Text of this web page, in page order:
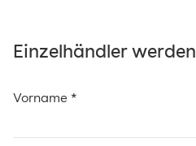
Einzelhändler werden
Vorname *